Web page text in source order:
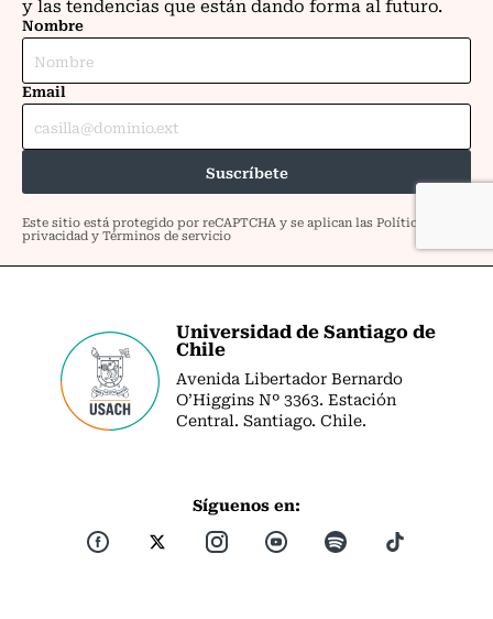
Universidad de Santiago de
Chile
Avenida Libertador Bernardo
O’Higgins Nº 3363. Estación
Central. Santiago. Chile.
Síguenos en: